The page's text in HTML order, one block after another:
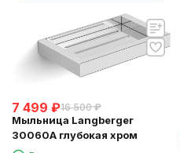
7 499 ₽16 500 ₽
Мыльница Langberger
30060A глубокая хром